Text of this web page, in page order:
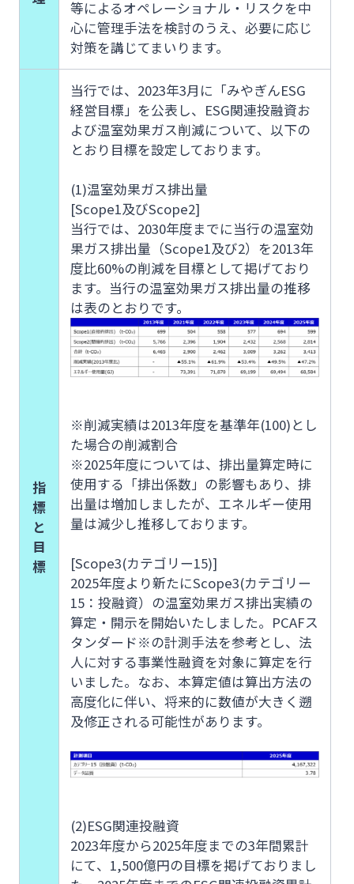
等によるオペレーショナル・リスクを中
心に管理手法を検討のうえ、必要に応じ
対策を講じてまいります。
指
標
と
目
標
当行では、2023年3月に「みやぎんESG
経営目標」を公表し、ESG関連投融資お
よび温室効果ガス削減について、以下の
とおり目標を設定しております。
(1)温室効果ガス排出量
[Scope1及びScope2]
当行では、2030年度までに当行の温室効
果ガス排出量（Scope1及び2）を2013年
度比60%の削減を目標として掲げており
ます。当行の温室効果ガス排出量の推移
は表のとおりです。
※削減実績は2013年度を基準年(100)とし
た場合の削減割合
※2025年度については、排出量算定時に
使用する「排出係数」の影響もあり、排
出量は増加しましたが、エネルギー使用
量は減少し推移しております。
[Scope3(カテゴリー15)]
2025年度より新たにScope3(カテゴリー
15：投融資）の温室効果ガス排出実績の
算定・開示を開始いたしました。PCAFス
タンダード※の計測手法を参考とし、法
人に対する事業性融資を対象に算定を行
いました。なお、本算定値は算出方法の
高度化に伴い、将来的に数値が大きく遡
及修正される可能性があります。
(2)ESG関連投融資
2023年度から2025年度までの3年間累計
にて、1,500億円の目標を掲げておりまし